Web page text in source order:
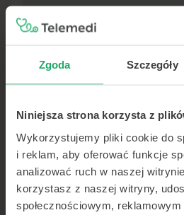
Zgoda Szczegóły
Niniejsza strona korzysta z
Wykorzystujemy pliki cookie do
i reklam, aby oferować funkcje
analizować ruch w naszej
korzystasz z naszej witryny,
społecznościowym, reklamowym
Lekarz pierwszego kontaktu w 15
minut — wideo, telefon lub czat.